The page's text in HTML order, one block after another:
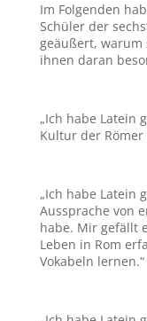
Im Folgenden
Schüler der
geäußert, warum
ihnen daran
„Ich habe Latein
Kultur der
„Ich habe Latein
Aussprache von
habe. Mir gefällt
Leben in Rom
Vokabeln lernen.“